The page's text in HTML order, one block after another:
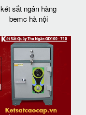
két sắt ngân hàng
bemc hà nội